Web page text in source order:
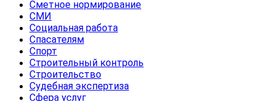
Сметное нормирование
СМИ
Социальная работа
Спасателям
Спорт
Строительный контроль
Строительство
Судебная экспертиза
Сфера услуг